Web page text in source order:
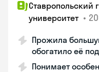
Ставропольский
университет •
Прожила
обогатило её
Понимает